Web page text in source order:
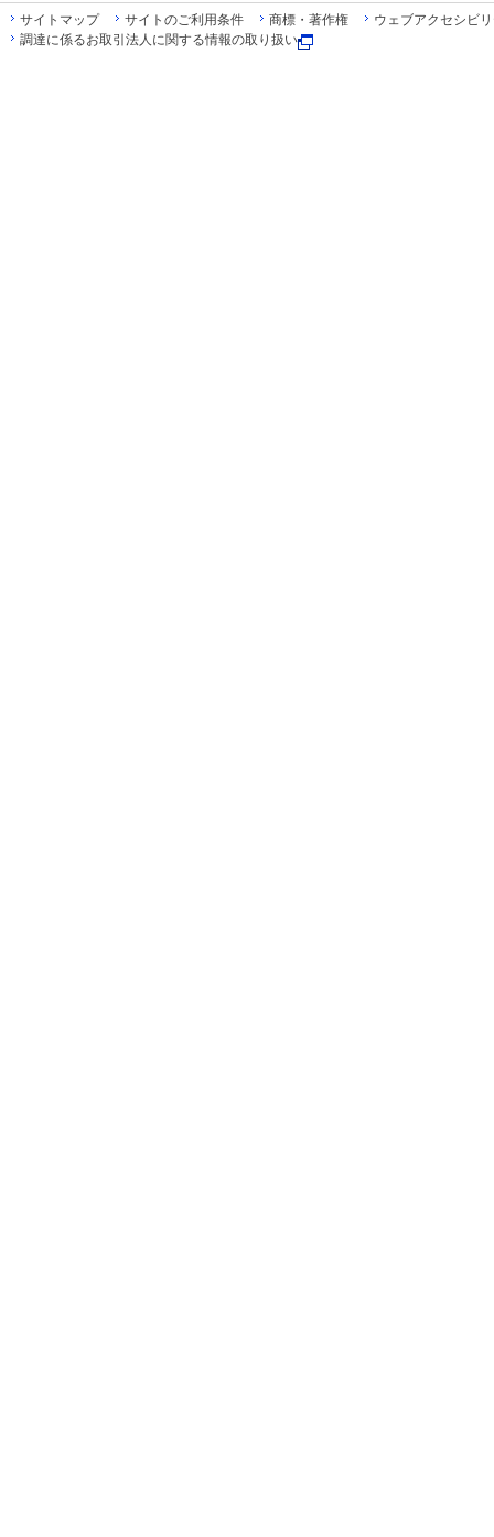
サイトマップ サイトのご利用条件 商標・著作権
ウェブアクセシビ
調達に係るお取引法人に関する情報の取り扱い